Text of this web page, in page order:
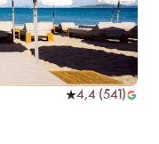
4,4 (541 )